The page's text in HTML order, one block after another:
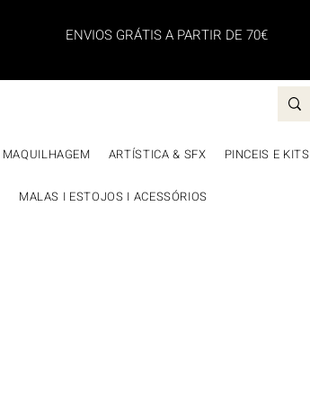
ENVIOS GRÁTIS A PARTIR DE 70€
MAQUILHAGEM ARTÍSTICA & SFX PINCEIS E KITS
MALAS I ESTOJOS I ACESSÓRIOS